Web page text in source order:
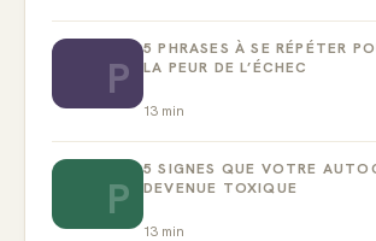
P
5 PHRASES À SE RÉPÉTER
LA PEUR DE L’ÉCHEC
13 min
P
5 SIGNES QUE VOTRE
DEVENUE TOXIQUE
13 min